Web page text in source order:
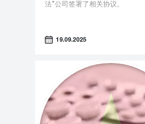
法”公司签署了相关协议。
19.09.2025